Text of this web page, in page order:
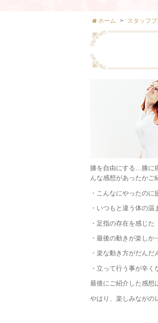
ホーム スタッフ
膝を自由にする…膝に
んな感想があったかご
・こんなにやったのに
・いつもと違う体の温
・足指の存在を感じた
・最後の動きが楽しか
・楽な動き方がだんだ
・立って行う事が辛
最後にご紹介した感想
やはり、楽しみながの